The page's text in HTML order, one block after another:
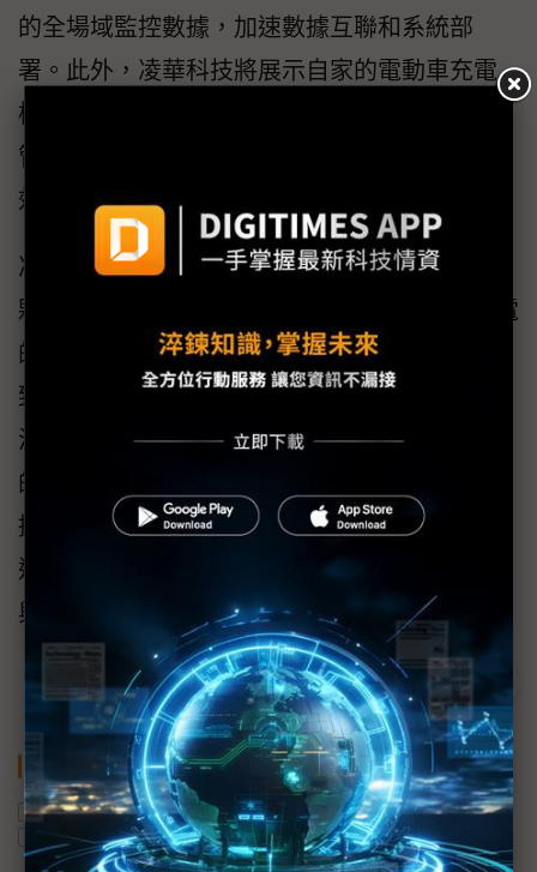
的全場域監控數據，加速數據互聯和系統部
署。此外，凌華科技將展示自家的電動車充電
樁管理方案，以及與三惟科技合作的廠務能源
管理方案，進一步提升用電節能和環境監測的
效率。
凌華科技身為Intel 鈦金級夥伴以及NVIDIA合作
夥伴計畫中的Elite層級夥伴，同時也是友達光電
的運算平台策略夥伴，這次邀集了友達宇沛、
致茂、法博、立普思、憶象、三惟、泰雅、伸
波通訊、達明機器人和Euresys等端出共同創新
的應用方案，滿足工業物聯網的即時通訊和數
據互聯，發揮關鍵算力，持續推動永續智慧製
造，與生態夥伴共創自動化新價值。更多展品
與活動訊息請參考
官方網頁 。
關鍵字
智慧製造 自主移動機器人
邊緣運算
凌華科技